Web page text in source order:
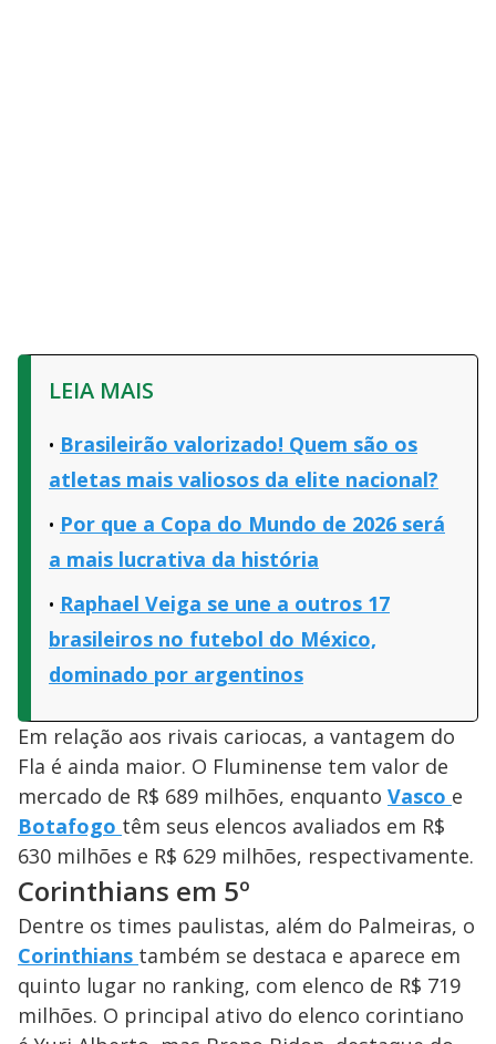
LEIA MAIS
Brasileirão valorizado! Quem são os
atletas mais valiosos da elite nacional?
Por que a Copa do Mundo de 2026 será
a mais lucrativa da história
Raphael Veiga se une a outros 17
brasileiros no futebol do México,
dominado por argentinos
Em relação aos rivais cariocas, a vantagem do
Fla é ainda maior. O Fluminense tem valor de
mercado de R$ 689 milhões, enquanto Vasco e
Botafogo têm seus elencos avaliados em R$
630 milhões e R$ 629 milhões, respectivamente.
Corinthians em 5º
Dentre os times paulistas, além do Palmeiras, o
Corinthians também se destaca e aparece em
quinto lugar no ranking, com elenco de R$ 719
milhões. O principal ativo do elenco corintiano